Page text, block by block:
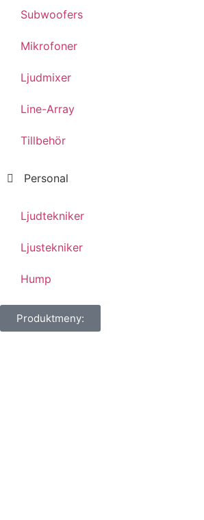
Subwoofers
Mikrofoner
Ljudmixer
Line-Array
Tillbehör
Personal
Ljudtekniker
Ljustekniker
Hump
Produktmeny: